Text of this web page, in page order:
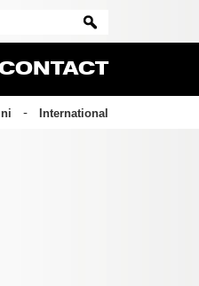
International